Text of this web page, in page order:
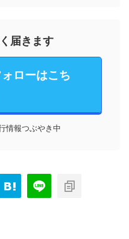
届きます
ローはこち
情報つぶやき中